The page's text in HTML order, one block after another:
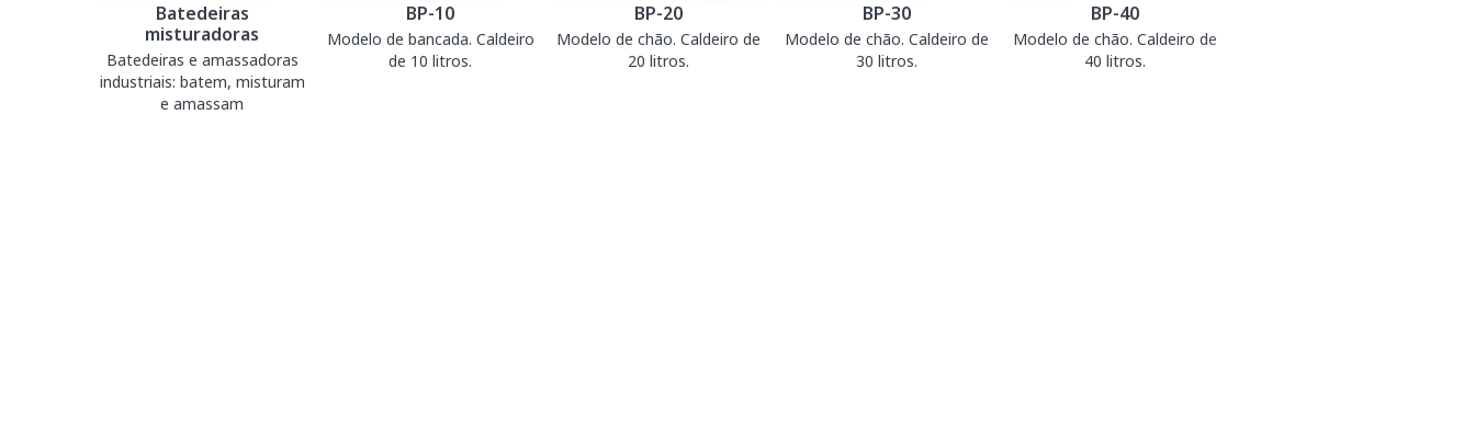
Batedeiras
misturadoras
Batedeiras e amassadoras
industriais: batem, misturam
e amassam
BP-10
Modelo de bancada. Caldeiro
de 10 litros.
BP-20
Modelo de chão. Caldeiro de
20 litros.
BP-30
Modelo de chão. Caldeiro de
30 litros.
BP-40
Modelo de chão. Caldeiro de
40 litros.